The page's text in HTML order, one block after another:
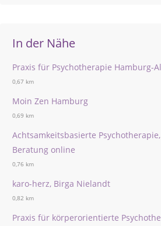
In der Nähe
Praxis für Psychotherapie Hamburg-
0,67 km
Moin Zen Hamburg
0,69 km
Achtsamkeitsbasierte
Beratung online
0,76 km
karo-herz, Birga Nielandt
0,82 km
Praxis für körperorientierte